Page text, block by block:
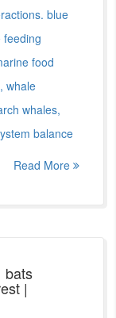
blue
feeding
food
whale
whales,
balance
Read More
bats
|